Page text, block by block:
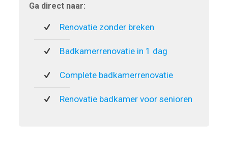
Ga direct naar:
Renovatie zonder breken
Badkamerrenovatie in 1 dag
Complete badkamerrenovatie
Renovatie badkamer voor senioren